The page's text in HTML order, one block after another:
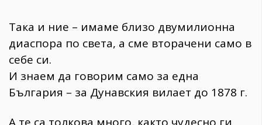
Така и ние – имаме близо двумилионна
диаспора по света, а сме вторачени само в
себе си.
И знаем да говорим само за една
България – за Дунавския вилает до 1878 г.